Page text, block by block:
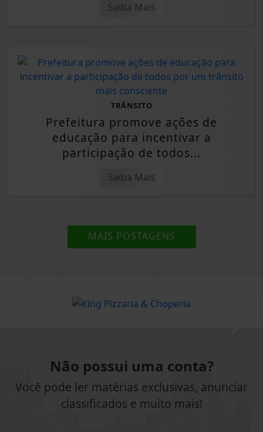
Saiba Mais
TRÂNSITO
Prefeitura promove ações de
educação para incentivar a
participação de todos...
Saiba Mais
MAIS POSTAGENS
Não possui uma conta?
Você pode ler matérias exclusivas, anunciar
classificados e muito mais!